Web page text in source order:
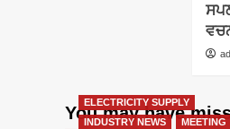
You may have
ELECTRICITY SUPPLY
INDUSTRY NEWS
MEETING